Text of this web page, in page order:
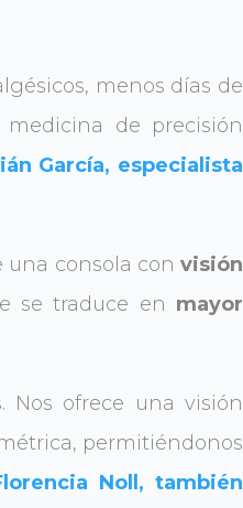
menos días de
de precisión
García, especialista
una consola convisión
se traduce en mayor
Nos ofrece una visión
permitiéndonos
Noll, también